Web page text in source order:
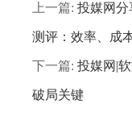
上一篇: 投媒网分
测评：效率、成
下一篇: 投媒网|
破局关键